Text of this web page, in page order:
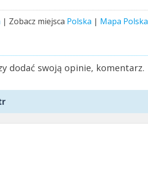
| Zobacz miejsca Polska | Mapa Polska
dodać swoją opinie, komentarz.